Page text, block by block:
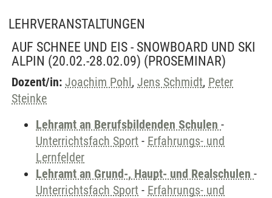
LEHRVERANSTALTUNGEN
AUF SCHNEE UND EIS - SNOWBOARD UND SKI
ALPIN (20.02.-28.02.09) (PROSEMINAR)
Dozent/in: Joachim Pohl, Jens Schmidt, Peter
Steinke
Lehramt an Berufsbildenden Schulen -
Unterrichtsfach Sport - Erfahrungs- und
Lernfelder
Lehramt an Grund-, Haupt- und Realschulen -
Unterrichtsfach Sport - Erfahrungs- und